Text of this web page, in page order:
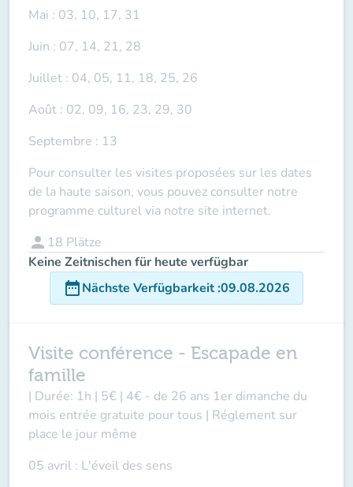
Mai : 03, 10, 17, 31
Juin : 07, 14, 21, 28
Juillet : 04, 05, 11, 18, 25, 26
Août : 02, 09, 16, 23, 29, 30
Septembre : 13
Pour consulter les visites proposées sur les dates
de la haute saison, vous pouvez consulter notre
programme culturel via notre site internet.
person 18 Plätze
Keine Zeitnischen für heute verfügbar
date_rangeNächste Verfügbarkeit:09.08.2026
Visite conférence - Escapade en
famille
| Durée: 1h | 5€ | 4€ - de 26 ans 1er dimanche du
mois entrée gratuite pour tous | Réglement sur
place le jour même
05 avril : L'éveil des sens